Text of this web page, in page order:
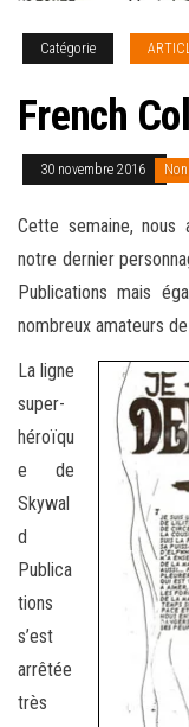
Catégorie
French
30 novembre 2016 Non
Cette semaine, nous
notre dernier
Publications mais
nombreux amateurs
La ligne
super-
héroïqu
e de
Skywal
d
Publica
tions
s’est
arrêtée
très